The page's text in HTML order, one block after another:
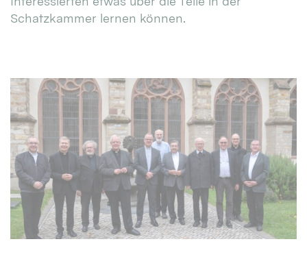
Schatzkammer lernen können.